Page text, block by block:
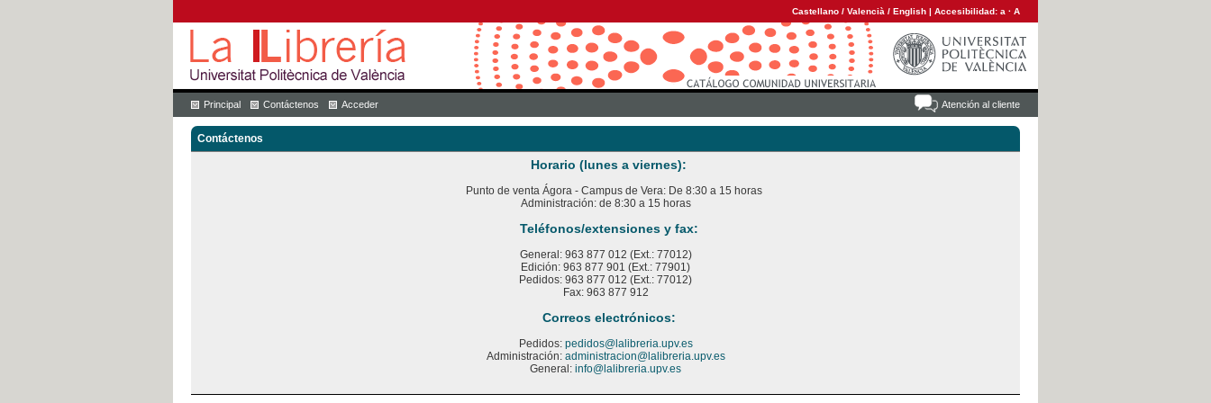
Castellano / Valencià / English | Accesibilidad: a · A
Atención al cliente
Principal Contáctenos Acceder
Contáctenos
Horario (lunes a viernes):
Punto de venta Ágora - Campus de Vera: De 8:30 a 15 horas
Administración: de 8:30 a 15 horas
Teléfonos/extensiones y fax:
General: 963 877 012 (Ext.: 77012)
Edición: 963 877 901 (Ext.: 77901)
Pedidos: 963 877 012 (Ext.: 77012)
Fax: 963 877 912
Correos electrónicos:
Pedidos: pedidos@lalibreria.upv.es
Administración: administracion@lalibreria.upv.es
General: info@lalibreria.upv.es